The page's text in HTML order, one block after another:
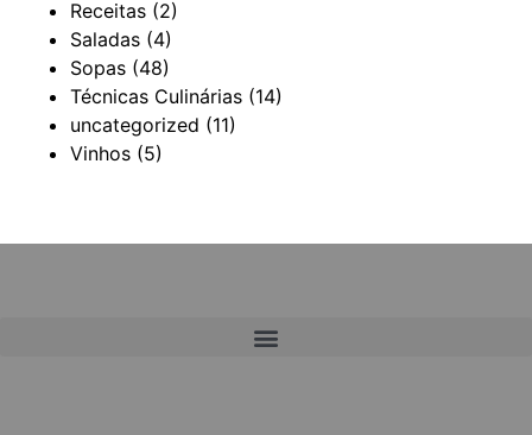
Receitas (2)
Saladas (4)
Sopas (48)
Técnicas Culinárias (14)
uncategorized (11)
Vinhos (5)